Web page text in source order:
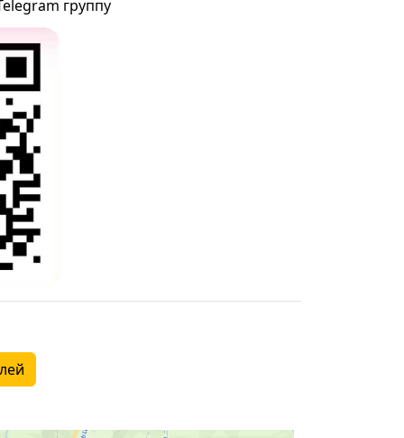
группу